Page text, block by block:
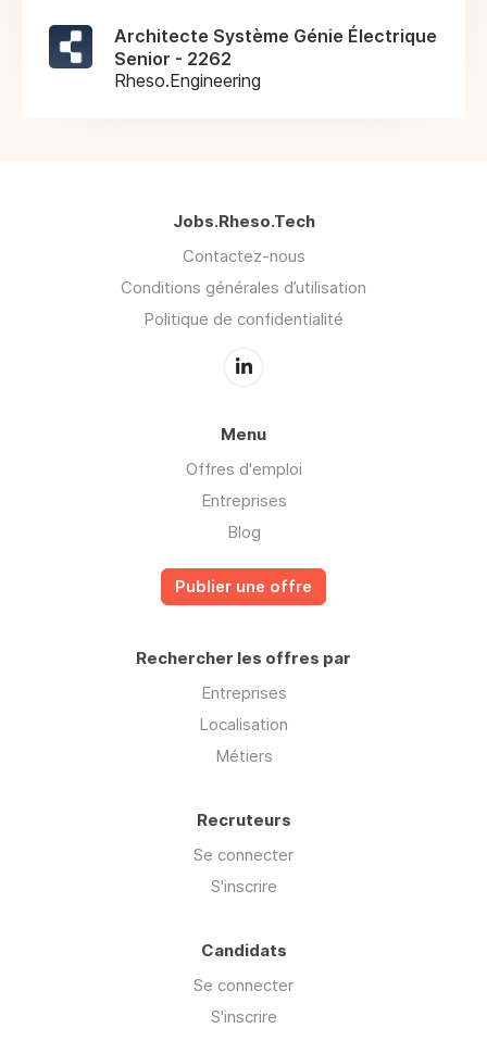
Architecte Système Génie Électrique
Senior - 2262
Rheso.Engineering
Jobs.Rheso.Tech
Contactez-nous
Conditions générales d’utilisation
Politique de confidentialité
Menu
Offres d'emploi
Entreprises
Blog
Publier une offre
Rechercher les offres par
Entreprises
Localisation
Métiers
Recruteurs
Se connecter
S'inscrire
Candidats
Se connecter
S'inscrire